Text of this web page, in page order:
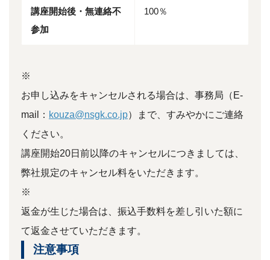
講座開始後・無連絡不
参加
100％
※
お申し込みをキャンセルされる場合は、事務局（E-
mail： kouza@nsgk.co.jp）まで、すみやかにご連絡
ください。
講座開始20日前以降のキャンセルにつきましては、
弊社規定のキャンセル料をいただきます。
※
返金が生じた場合は、振込手数料を差し引いた額に
て返金させていただきます。
注意事項